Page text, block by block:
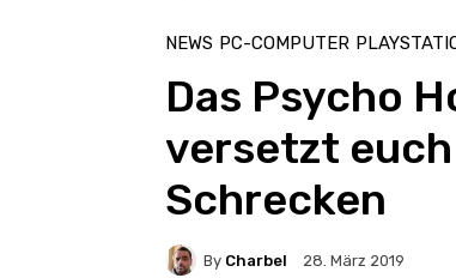
NEWS PC-COMPUTER
Das Psycho
versetzt euch
Schrecken
By Charbel 28. März 2019